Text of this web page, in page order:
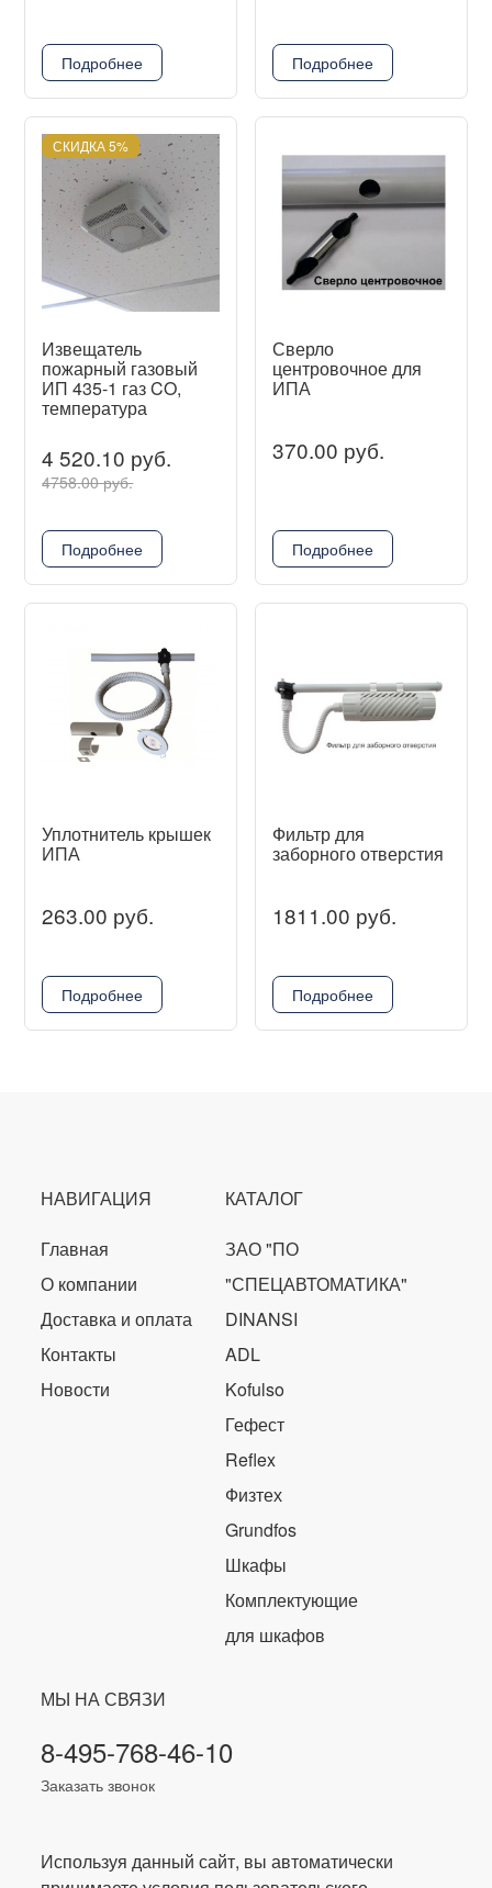
Подробнее Подробнее
СКИДКА 5%
Извещатель
пожарный газовый
ИП 435-1 газ CO,
температура
4 520.10 руб.
4758.00 руб.
Подробнее
Сверло
центровочное для
ИПА
370.00 руб.
Подробнее
Уплотнитель крышек
ИПА
263.00 руб.
Подробнее
Фильтр для
заборного отверстия
1811.00 руб.
Подробнее
НАВИГАЦИЯ
Главная
О компании
Доставка и оплата
Контакты
Новости
КАТАЛОГ
ЗАО "ПО
"СПЕЦАВТОМАТИКА"
DINANSI
ADL
Kofulso
Гефест
Reflex
Физтех
Grundfos
Шкафы
Комплектующие
для шкафов
МЫ НА СВЯЗИ
8-495-768-46-10
Заказать звонок
Используя данный сайт, вы автоматически